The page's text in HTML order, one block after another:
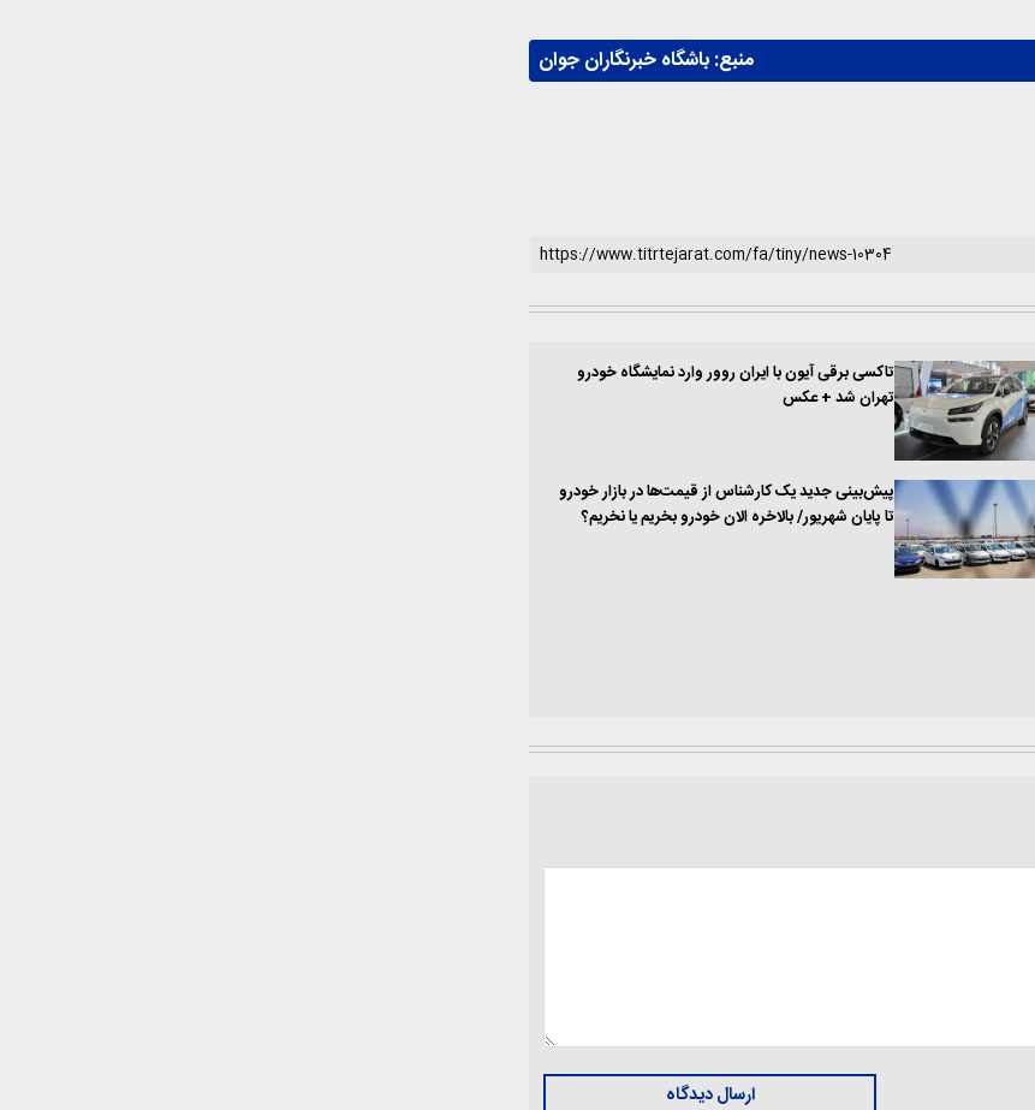
منبع:باشگاه خبرنگاران جوان
تاکسی برقی آیون با ایران روور وارد نمایشگاه خودرو
تهران شد + عکس
پیش‌بینی جدید یک کارشناس از قیمت‌ها در بازار خودرو
تا پایان شهریور/ بالاخره الان خودرو بخریم یا نخریم؟
ارسال دیدگاه